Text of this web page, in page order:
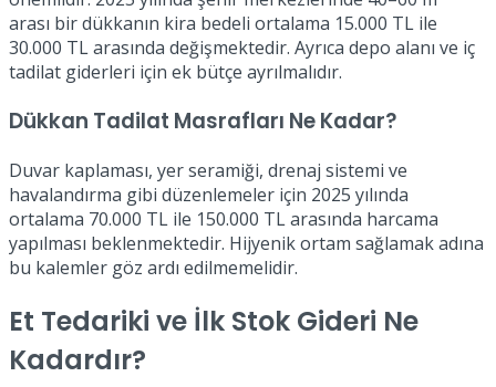
arası bir dükkanın kira bedeli ortalama 15.000 TL ile
30.000 TL arasında değişmektedir. Ayrıca depo alanı ve iç
tadilat giderleri için ek bütçe ayrılmalıdır.
Dükkan Tadilat Masrafları Ne Kadar?
Duvar kaplaması, yer seramiği, drenaj sistemi ve
havalandırma gibi düzenlemeler için 2025 yılında
ortalama 70.000 TL ile 150.000 TL arasında harcama
yapılması beklenmektedir. Hijyenik ortam sağlamak adına
bu kalemler göz ardı edilmemelidir.
Et Tedariki ve İlk Stok Gideri Ne
Kadardır?